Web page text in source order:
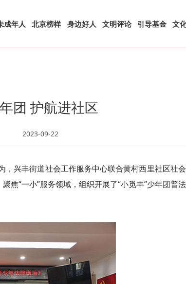
成年人 北京榜样 身边好人 文明评论 引导基金 文
团 护航进社区
2023-09-22
兴丰街道社会工作服务中心联合黄村西里社区社
焦“一小”服务领域，组织开展了“小觅丰”少年团普